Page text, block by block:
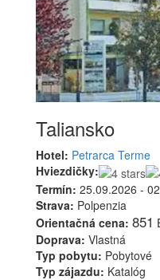
Taliansko
Hotel: Petrarca Terme
Hviezdičky:
Termín: 25.09.2026 -
Strava: Polpenzia
Orientačná cena: 851
Doprava: Vlastná
Typ pobytu: Pobytové
Typ zájazdu: Katalóg